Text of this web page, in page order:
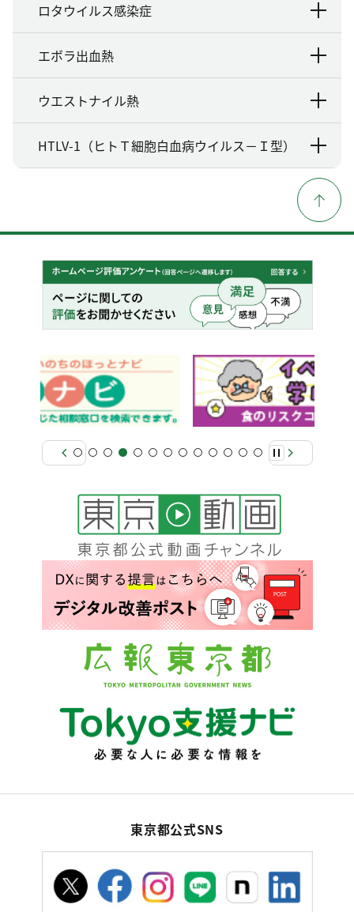
ロタウイルス感染症
エボラ出血熱
ウエストナイル熱
HTLV-1（ヒトＴ細胞白血病ウイルス－Ｉ型）
東京都公式SNS